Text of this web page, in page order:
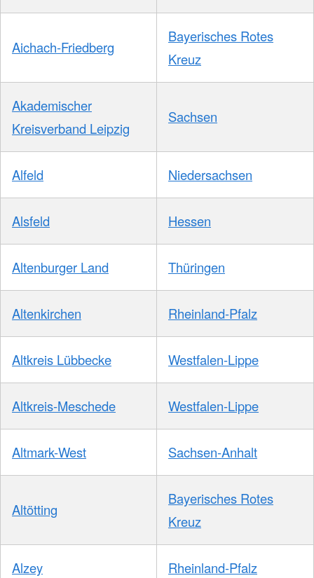
Aichach-Friedberg
Bayerisches Rotes
Kreuz
Akademischer
Kreisverband Leipzig
Sachsen
Alfeld Niedersachsen
Alsfeld Hessen
Altenburger Land Thüringen
Altenkirchen Rheinland-Pfalz
Altkreis Lübbecke Westfalen-Lippe
Altkreis-Meschede Westfalen-Lippe
Altmark-West Sachsen-Anhalt
Altötting
Bayerisches Rotes
Kreuz
Alzey Rheinland-Pfalz